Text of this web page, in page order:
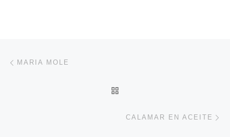
Navegación de entradas
MARIA MOLE
CALAMAR EN ACEITE